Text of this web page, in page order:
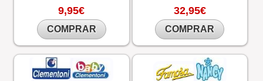
9,95€
COMPRAR
32,95€
COMPRAR